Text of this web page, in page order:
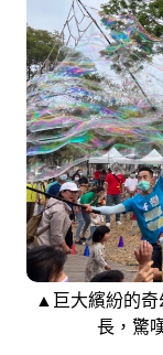
▲巨大繽紛的奇
長，驚